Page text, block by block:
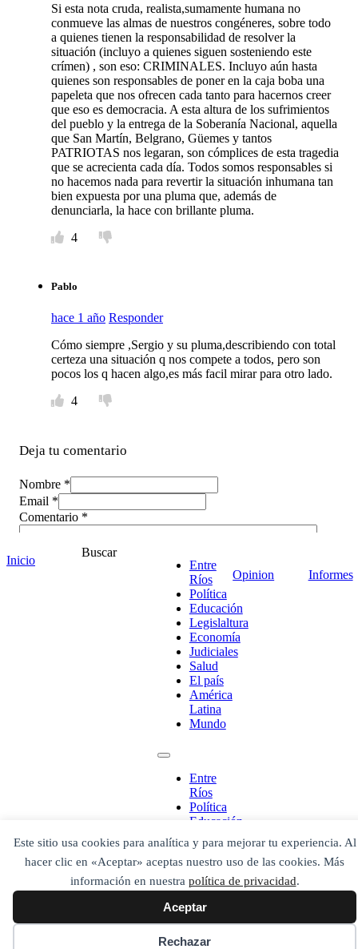
Este sitio usa cookies para analítica y para mejorar tu experiencia. Al
hacer clic en «Aceptar» aceptas nuestro uso de las cookies. Más
información en nuestra política de privacidad.
Aceptar
Rechazar
Si esta nota cruda, realista,sumamente humana no
conmueve las almas de nuestros congéneres, sobre todo
a quienes tienen la responsabilidad de resolver la
situación (incluyo a quienes siguen sosteniendo este
crímen) , son eso: CRIMINALES. Incluyo aún hasta
quienes son responsables de poner en la caja boba una
papeleta que nos ofrecen cada tanto para hacernos creer
que eso es democracia. A esta altura de los sufrimientos
del pueblo y la entrega de la Soberanía Nacional, aquella
que San Martín, Belgrano, Güemes y tantos
PATRIOTAS nos legaran, son cómplices de esta tragedia
que se acrecienta cada día. Todos somos responsables si
no hacemos nada para revertir la situación inhumana tan
bien expuesta por una pluma que, además de
denunciarla, la hace con brillante pluma.
4
Pablo
hace 1 año Responder
Cómo siempre ,Sergio y su pluma,describiendo con total
certeza una situación q nos compete a todos, pero son
pocos los q hacen algo,es más facil mirar para otro lado.
4
Deja tu comentario
Nombre *
Email *
Comentario *
Inicio
Buscar
Entre
Ríos
Política
Educación
Legislaltura
Economía
Judiciales
Salud
El país
América
Latina
Mundo
Entre
Ríos
Política
Educación
Legislaltura
Economía
Judiciales
Salud
El país
América
Latina
Mundo
Opinion Informes
¡Ponete en contacto!
Escribe aquí abajo lo que desees buscar
luego presiona el botón "buscar"
Buscar
Buscar
O bien prueba
Buscar en el archivo